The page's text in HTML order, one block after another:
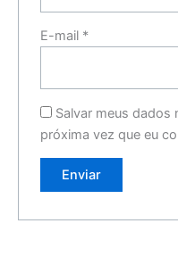
E-mail *
Salvar meus dados
próxima vez que eu